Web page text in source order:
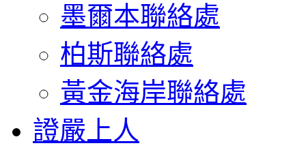
墨爾本聯絡處
柏斯聯絡處
黃金海岸聯絡處
證嚴上人